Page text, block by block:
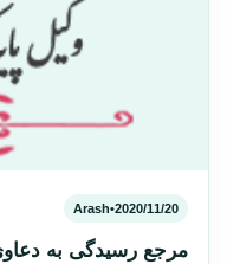
2020/11/20
•
Arash
مرجع رسیدگی به